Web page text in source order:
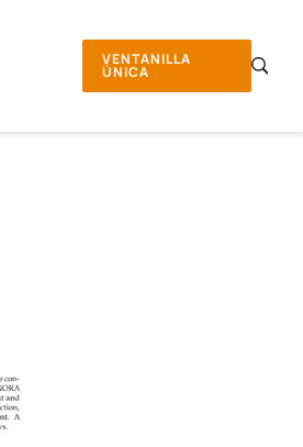
VENTANILLA
ÚNICA